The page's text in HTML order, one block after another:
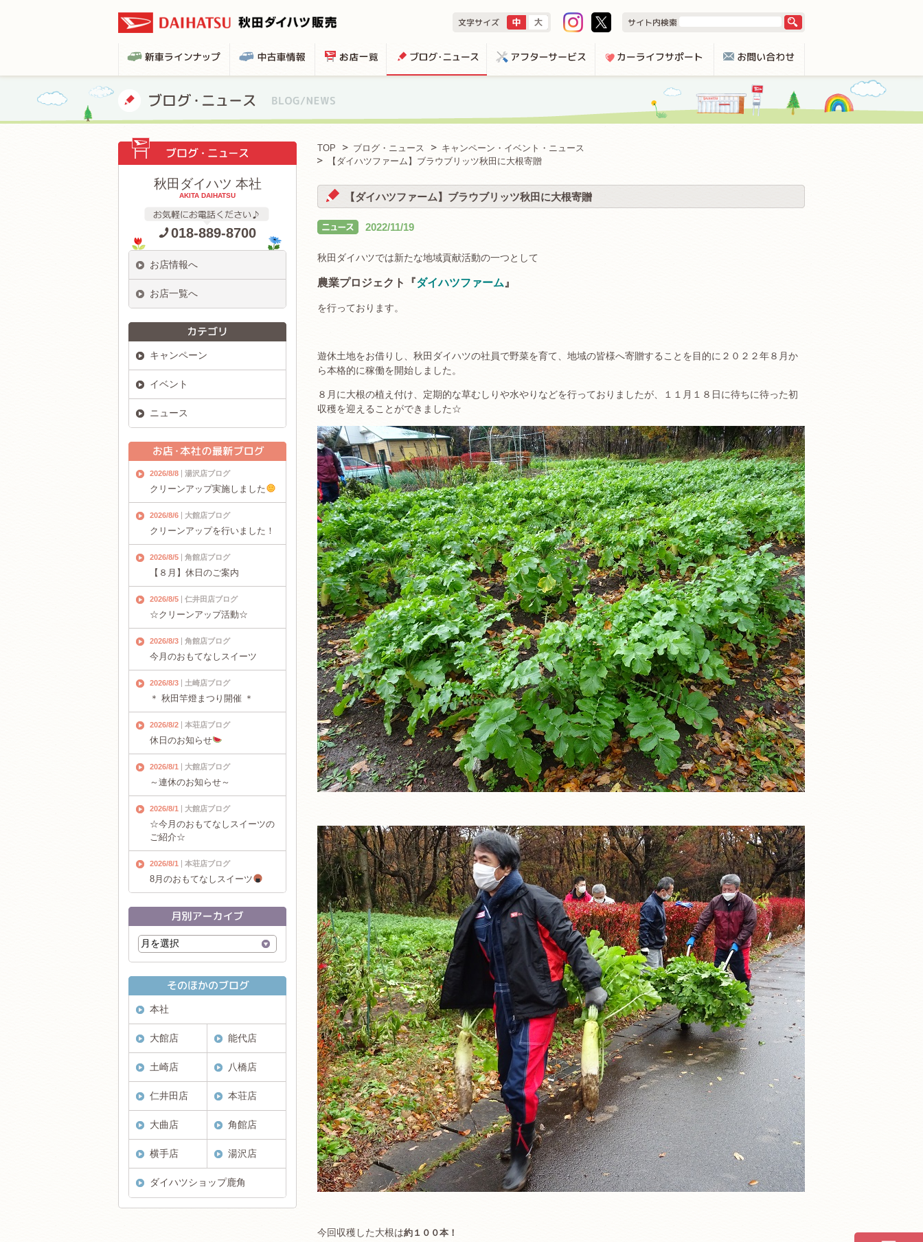
TOP ブログ・ニュース
キャンペーン・イベント・ニュース
【ダイハツファーム】ブラウブリッツ秋田に大根寄贈
【ダイハツファーム】ブラウブリッツ秋田に大根寄贈
2022/11/19
秋田ダイハツでは新たな地域貢献活動の一つとして
農業プロジェクト『ダイハツファーム 』
を行っております。
遊休土地をお借りし、秋田ダイハツの社員で野菜を育て、地域の皆様へ寄贈することを目的に２０２２年８月か
ら本格的に稼働を開始しました。
８月に大根の植え付け、定期的な草むしりや水やりなどを行っておりましたが、１１月１８日に待ちに待った初
収穫を迎えることができました☆
今回収穫した大根は約１００本！
秋田ダイハツ 本社
AKITA DAIHATSU
018-889-8700
お店情報へ
お店一覧へ
キャンペーン
イベント
ニュース
2026/8/8 湯沢店ブログ
クリーンアップ実施しました
2026/8/6 大館店ブログ
クリーンアップを行いました！
2026/8/5 角館店ブログ
【８月】休日のご案内
2026/8/5 仁井田店ブログ
☆クリーンアップ活動☆
2026/8/3 角館店ブログ
今月のおもてなしスイーツ
2026/8/3 土崎店ブログ
＊ 秋田竿燈まつり開催 ＊
2026/8/2 本荘店ブログ
休日のお知らせ
2026/8/1 大館店ブログ
～連休のお知らせ～
2026/8/1 大館店ブログ
☆今月のおもてなしスイーツの
ご紹介☆
2026/8/1 本荘店ブログ
8月のおもてなしスイーツ
本社
大館店 能代店
土崎店 八橋店
仁井田店 本荘店
大曲店 角館店
横手店 湯沢店
ダイハツショップ鹿角